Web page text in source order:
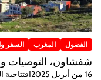
الفضول المغرب السفر
شفشاون،
16 من أبريل 2025